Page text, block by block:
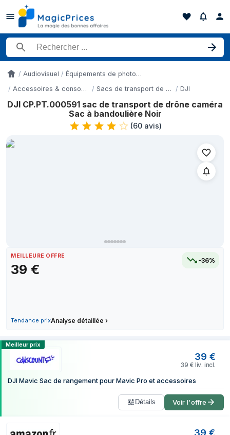
Rechercher un produit
AccueilAudiovisuel
Équipements de photo et de vidéo
Accessoires & consommables d'appareil photo
Sacs de transport de drône caméra DJI
DJI CP.PT.000591 sac de transport de drône caméra
Sac à bandoulière Noir
(60 avis)
MEILLEURE OFFRE
39 €
-36%
Tendance prixAnalyse détaillée ›
Historique des prix de DJI CP.PT.000591 sac de transport de
Date
22 juin 2026
Comparer les prix de DJI
Meilleur prix
39 €
39 € liv. incl.
DJI Mavic Sac de rangement pour Mavic Pro et accessoires
Détails Voir l'offre
39 €